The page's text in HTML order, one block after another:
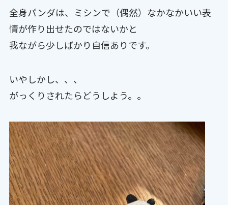
全身パンダは、ミシンで（偶然）なかなかいい表
情が作り出せたのではないかと
我ながら少しばかり自信ありです。
いやしかし、、、
がっくりされたらどうしよう。。